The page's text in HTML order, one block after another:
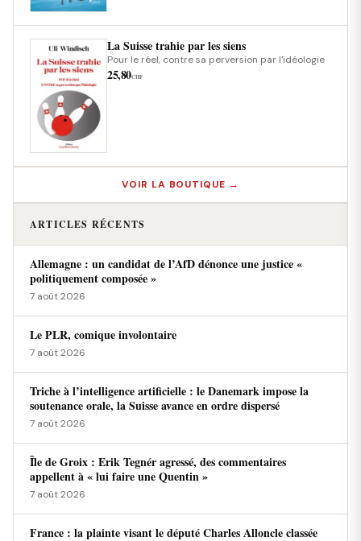
La Suisse trahie par les siens
Pour le réel, contre sa perversion par l'idéologie
25,80CHF
VOIR LA BOUTIQUE →
ARTICLES RÉCENTS
Allemagne : un candidat de l’AfD dénonce une justice «
politiquement composée »
7 août 2026
Le PLR, comique involontaire
7 août 2026
Triche à l’intelligence artificielle : le Danemark impose la
soutenance orale, la Suisse avance en ordre dispersé
7 août 2026
Île de Groix : Erik Tegnér agressé, des commentaires
appellent à « lui faire une Quentin »
7 août 2026
France : la plainte visant le député Charles Alloncle classée